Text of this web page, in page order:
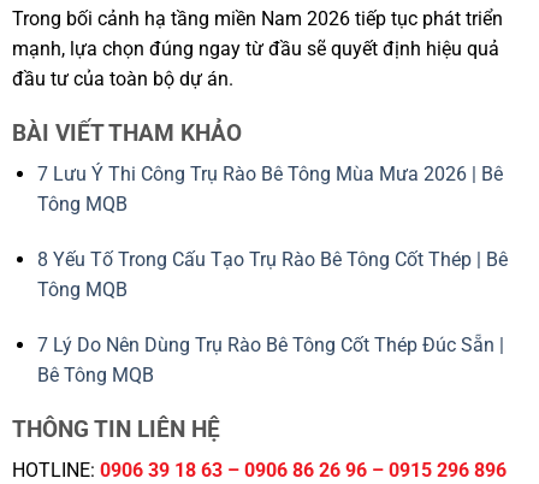
Trong bối cảnh hạ tầng miền Nam 2026 tiếp tục phát triển
mạnh, lựa chọn đúng ngay từ đầu sẽ quyết định hiệu quả
đầu tư của toàn bộ dự án.
BÀI VIẾT THAM KHẢO
7 Lưu Ý Thi Công Trụ Rào Bê Tông Mùa Mưa 2026 | Bê
Tông MQB
8 Yếu Tố Trong Cấu Tạo Trụ Rào Bê Tông Cốt Thép | Bê
Tông MQB
7 Lý Do Nên Dùng Trụ Rào Bê Tông Cốt Thép Đúc Sẵn |
Bê Tông MQB
THÔNG TIN LIÊN HỆ
HOTLINE: 0906 39 18 63 – 0906 86 26 96 – 0915 296 896